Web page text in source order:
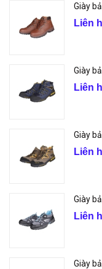
Giày
Liên
Giày
Liên
Giày
Liên
Giày
Liên
Giày